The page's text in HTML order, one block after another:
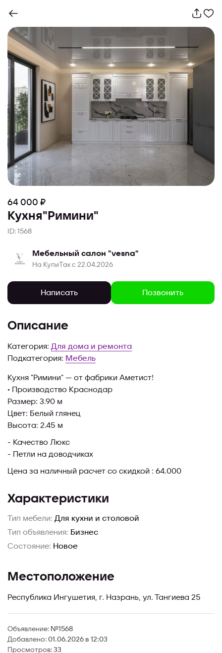
64 000 ₽
Кухня"Римини"
ID: 1568
Мебельный салон "vesna"
На КупиТак с 22.04.2026
Написать Позвонить
Описание
Категория: Для дома и ремонта
Подкатегория: Мебель
Кухня "Римини" — от фабрики Аметист!
• Производство Краснодар
Размер: 3.90 м
Цвет: Белый глянец
Высота: 2.45 м
- Качество Люкс
- Петли на доводчиках
Цена за наличный расчет со скидкой : 64.000
Характеристики
Тип мебели: Для кухни и столовой
Тип объявления: Бизнес
Состояние: Новое
Местоположение
Республика Ингушетия, г. Назрань, ул. Тангиева 25
Объявление: №1568
Добавлено: 01.06.2026 в 12:03
Просмотров: 33